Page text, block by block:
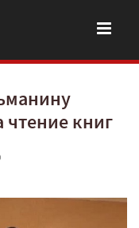
чтение книг